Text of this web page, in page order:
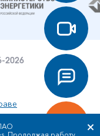
2026